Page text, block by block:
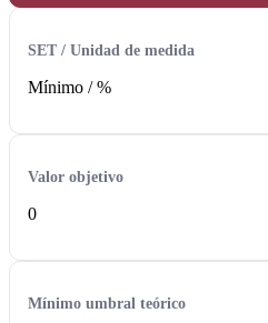
SET / Unidad de medida
Mínimo /%
Valor objetivo
0
Mínimo umbral teórico